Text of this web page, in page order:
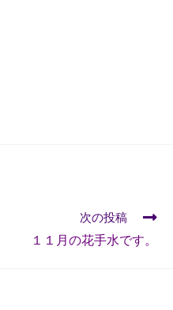
次の投稿
１１月の花手水です。